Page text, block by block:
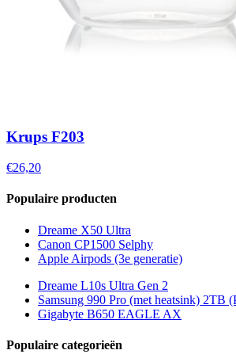
Krups F203
€26,20
Populaire producten
Dreame X50 Ultra
Canon CP1500 Selphy
Apple Airpods (3e generatie)
Dreame L10s Ultra Gen 2
Samsung 990 Pro (met heatsink) 2TB
Gigabyte B650 EAGLE AX
Populaire categorieën